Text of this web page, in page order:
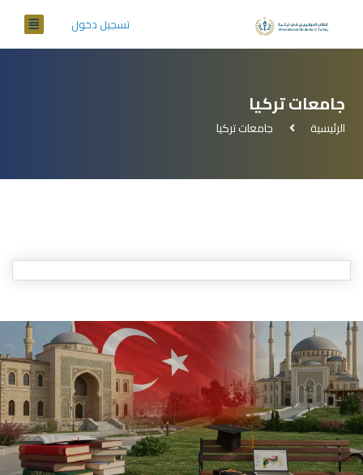
تسجيل دخول
جامعات تركيا
الرئيسية جامعات تركيا